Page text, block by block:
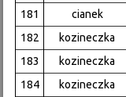
181
cianek
182
kozineczka
183
kozineczka
184
kozineczka